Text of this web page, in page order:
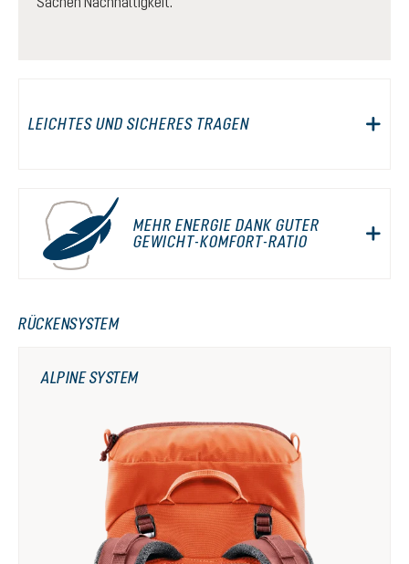
LEICHTES UND SICHERES TRAGEN
MEHR ENERGIE DANK GUTER
GEWICHT-KOMFORT-RATIO
RÜCKENSYSTEM
ALPINE SYSTEM